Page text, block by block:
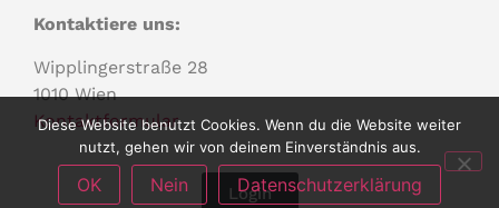
Kontaktiere uns:
Wipplingerstraße 28
1010 Wien
Kontaktformular
Login
Diese Website benutzt Cookies. Wenn du die Website weiter
nutzt, gehen wir von deinem Einverständnis aus.
OK Nein Datenschutzerklärung